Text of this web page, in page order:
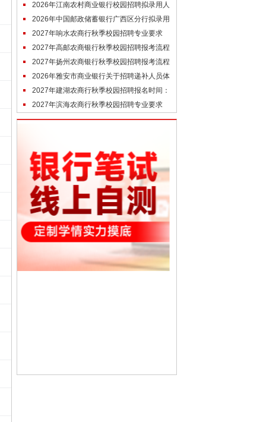
（参考）
2026年江南农村商业银行校园招聘拟录用人
员公示（7.29）
2026年中国邮政储蓄银行广西区分行拟录用
高校毕业生名单公示
2027年响水农商行秋季校园招聘专业要求
（参考）
2027年高邮农商银行秋季校园招聘报考流程
（参考）
2027年扬州农商银行秋季校园招聘报考流程
（参考）
2026年雅安市商业银行关于招聘递补人员体
检结果公告
2027年建湖农商行秋季校园招聘报名时间：
预计9月末开始
2027年滨海农商行秋季校园招聘专业要求
（参考去年）